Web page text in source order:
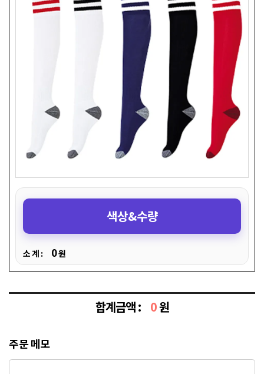
색상&수량
소 계 : 0원
합계금액 : 0원
주문 메모